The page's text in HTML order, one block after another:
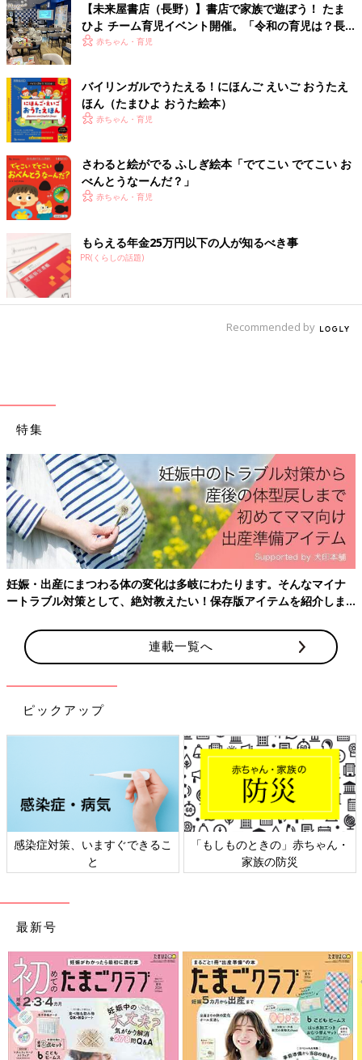
第一子が生まれてから今日まで何度お世話になったことか…とい
支援センター・児童館以外にも、図書館や公民館でやっている幼
児向けの読み聞かせイベントなどにも行ったりします。 (市の広
報誌の育児支援サービス欄は要チェック！）
支援センター・児童館は、今はコロナの影響で、行くのに事前予
約が必要だったり、時間内での人数制限があったり、住んでいる
市区町村以外のところは行けなかったり、使えるオモチャや遊具
が減っていたり、開館時間が短かったり…（涙）。
以前と同じようにはいかない面も多々ありますが、それでも衛生
場所で工夫してくれています。
支援センターは、常連さんがいてちょっと入りづらい雰囲気があ
分にとっていい場所になるかは、少し通ってみないと分からない
かもしれませんが、私にとってはとてもありがたい場所です。
児童館は職員さんとの距離は、そこまで近くないので、広々した
ところで自分のペースで子どもを監督しつつ遊ばせられるという
メリットがあります。
土日などに行くと小学生くらいの子どもも多くいるので、幼児が
【未来屋書店（長野）】書店で家族で遊ぼう！ たま
ひよ チーム育児イベント開催。「令和の育児は？長
野県の場合は？」トークも。
赤ちゃん・育児
バイリンガルでうたえる！にほんご えいご おうたえ
ほん（たまひよ おうた絵本）
赤ちゃん・育児
さわると絵がでる ふしぎ絵本「でてこい でてこい お
べんとうなーんだ？」
赤ちゃん・育児
もらえる年金25万円以下の人が知るべき事
PR(くらしの話題)
Recommended by
特集
妊娠・出産にまつわる体の変化は多岐にわたります。そんなマイナ
ートラブル対策として、絶対教えたい！保存版アイテムを紹介しま
連載一覧へ
ピックアップ
感染症対策、いますぐできるこ
と
「もしものときの」赤ちゃん・
家族の防災
最新号